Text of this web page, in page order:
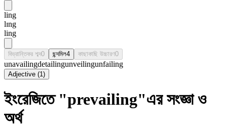
ling
lɪng
ling
বিভ্রান্তিকর শব্দ0 ছন্দমিল4 কাছাকাছি উচ্চারণ0
unavailingdetailingunveilingunfailing
Adjective (1)
ইংরেজিতে "prevailing"এর সংজ্ঞা ও
অর্থ